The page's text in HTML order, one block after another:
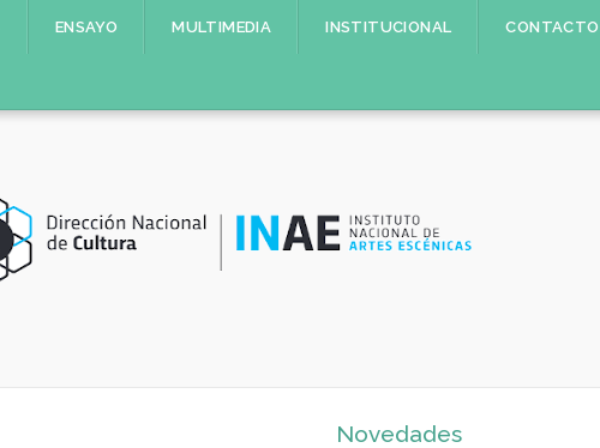
ENSAYO MULTIMEDIA INSTITUCIONAL CONTACTO
Novedades